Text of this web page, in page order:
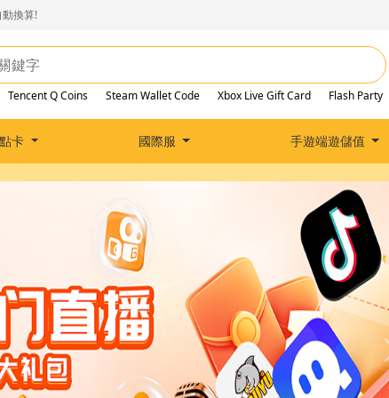
換算!
Tencent Q Coins Steam Wallet Code Xbox Live Gift Card Flash Party
卡 國際服 手遊端遊儲值